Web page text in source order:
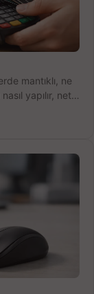
mantıklı, ne
yapılır, net